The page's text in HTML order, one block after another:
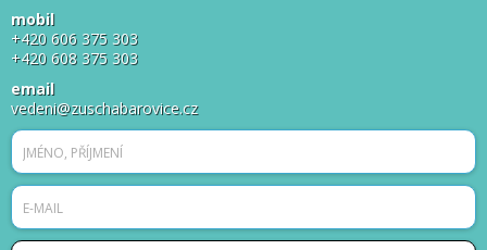
mobil
+420 606 375 303
+420 608 375 303
email
vedeni@zuschabarovice.cz